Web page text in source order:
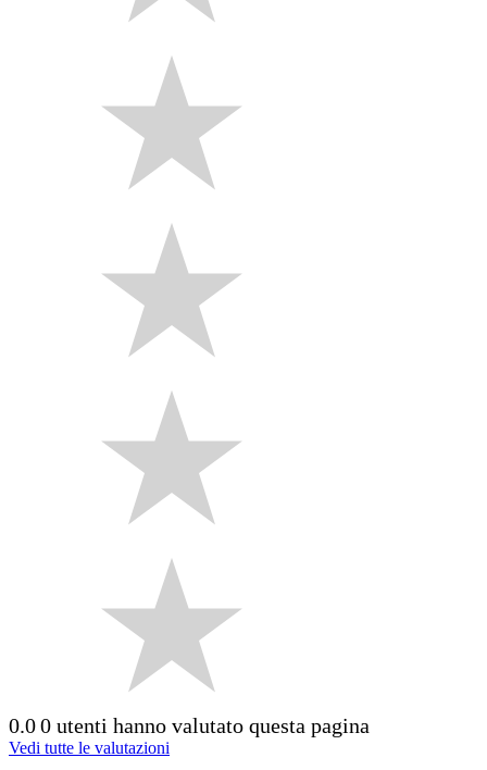
0.00 utenti hanno valutato questa pagina
Vedi tutte le valutazioni